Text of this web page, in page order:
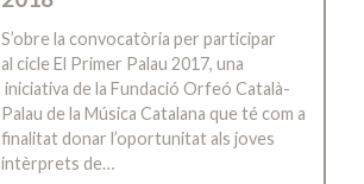
S’obre la convocatòria per participar
al cicle El Primer Palau 2017, una
iniciativa de la Fundació Orfeó Català-
Palau de la Música Catalana que té com a
finalitat donar l’oportunitat als joves
intèrprets de…